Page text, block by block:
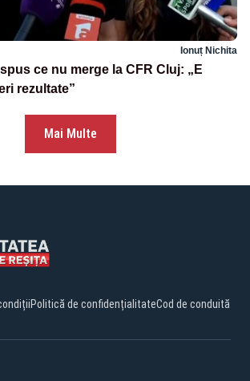
Ionuț Nichita
ce nu merge la CFR Cluj: „E
rezultate”
Mai Multe
Politică de confidențialitateCod de conduită